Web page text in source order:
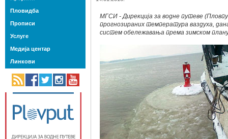
МГСИ - Дирекција за водне путеве
прогнозираних температура ваздуха,
систем обележавања према зимском
Пловидба
Прописи
Услуге
Медија центар
Линкови